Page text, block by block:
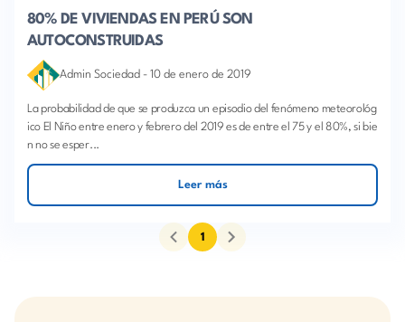
80% DE VIVIENDAS EN PERÚ SON
AUTOCONSTRUIDAS
Admin Sociedad - 10 de enero de 2019
La probabilidad de que se produzca un episodio del fenómeno meteorológ
ico El Niño entre enero y febrero del 2019 es de entre el 75 y el 80%, si bie
n no se esper...
Leer más
1